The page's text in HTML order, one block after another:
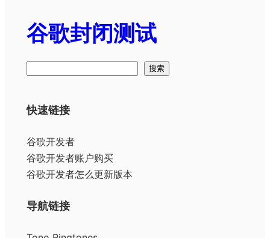
谷歌封闭测试
搜索
快速链接
谷歌开发者
谷歌开发者账户购买
谷歌开发者怎么更新版本
导航链接